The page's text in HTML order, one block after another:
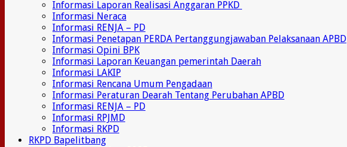
Informasi Laporan Realisasi Anggaran PPKD
Informasi Neraca
Informasi RENJA – PD
Informasi Penetapan PERDA Pertanggungjawaban Pelaksanaan APBD
Informasi Opini BPK
Informasi Laporan Keuangan pemerintah Daerah
Informasi LAKIP
Informasi Rencana Umum Pengadaan
Informasi Peraturan Dearah Tentang Perubahan APBD
Informasi RENJA – PD
Informasi RPJMD
Informasi RKPD
RKPD Bapelitbang